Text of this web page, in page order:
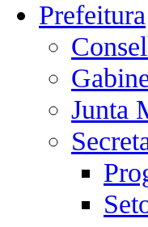
Prefeitura
Junta